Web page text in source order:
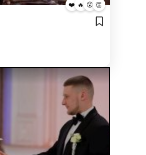
❤️ 🔥 😮 👏